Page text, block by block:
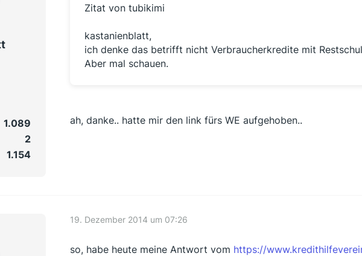
1.089
2
1.154
Zitat von tubikimi
kastanienblatt,
ich denke das betrifft nicht Verbraucherkredite mit
Aber mal schauen.
ah, danke.. hatte mir den link fürs WE aufgehoben..
19. Dezember 2014 um 07:26
so, habe heute meine Antwort vom https://